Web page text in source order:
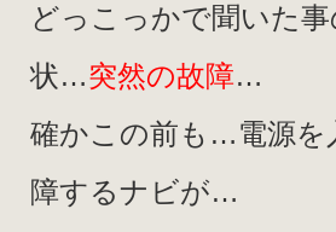
どっこっかで聞いた
状…突然の故障…
確かこの前も…電源
障するナビが…